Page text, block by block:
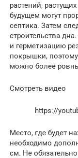
растений,
будущем могут
септика. Затем
строительства
и герметизацию
покрышки,
можно более
Смотреть видео
https://
Место, где будет
необходимо
см. Не